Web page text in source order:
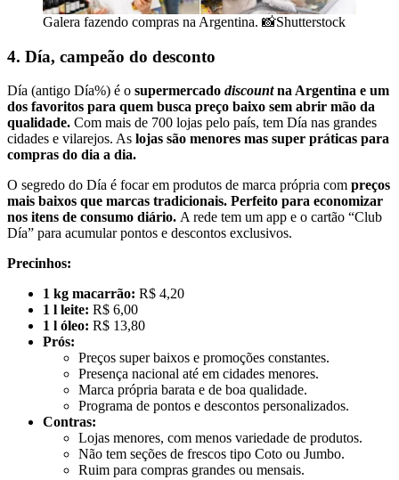
Galera fazendo compras na Argentina. 📸Shutterstock
4. Día, campeão do desconto
Día (antigo Día%) é o supermercado discountna Argentina e um
dos favoritos para quem busca preço baixo sem abrir mão da
qualidade. Com mais de 700 lojas pelo país, tem Día nas grandes
cidades e vilarejos. As lojas são menores mas super práticas para
compras do dia a dia.
O segredo do Día é focar em produtos de marca própria com preços
mais baixos que marcas tradicionais. Perfeito para economizar
nos itens de consumo diário. A rede tem um app e o cartão “Club
Día” para acumular pontos e descontos exclusivos.
Precinhos:
1 kg macarrão: R$ 4,20
1 l leite: R$ 6,00
1 l óleo: R$ 13,80
Prós:
Preços super baixos e promoções constantes.
Presença nacional até em cidades menores.
Marca própria barata e de boa qualidade.
Programa de pontos e descontos personalizados.
Contras:
Lojas menores, com menos variedade de produtos.
Não tem seções de frescos tipo Coto ou Jumbo.
Ruim para compras grandes ou mensais.